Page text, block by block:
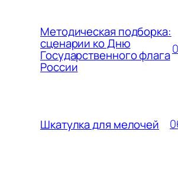
Методическая подборка:
сценарии ко Дню
Государственного флага
России
Шкатулка для мелочей